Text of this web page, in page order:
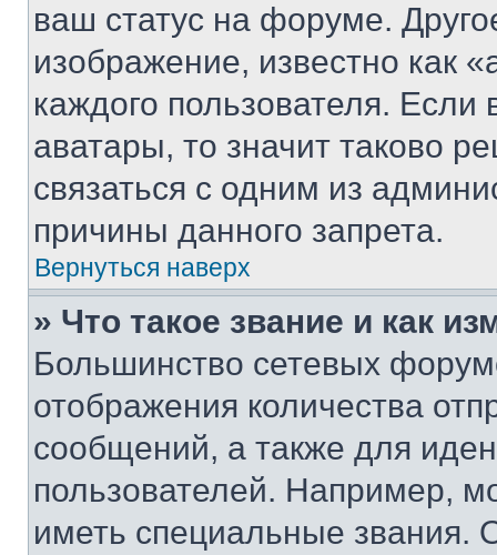
ваш статус на форуме.
изображение, известно как
каждого пользователя.
аватары, то значит таково
связаться с одним из
причины данного запрета.
Вернуться наверх
» Что такое звание и как
Большинство сетевых
отображения количества
сообщений, а также для
пользователей. Например,
иметь специальные звания.